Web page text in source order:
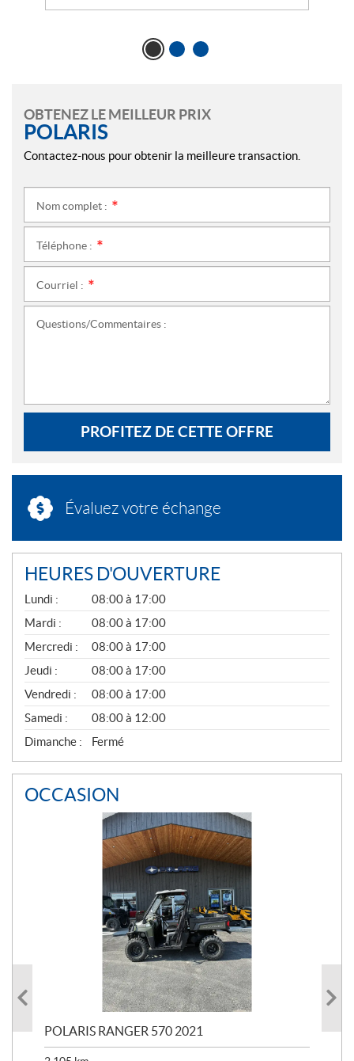
OBTENEZ LE MEILLEUR PRIX
POLARIS
Contactez-nous pour obtenir la meilleure transaction.
Nom complet :
Téléphone :
Courriel :
Questions/Commentaires :
PROFITEZ DE CETTE OFFRE
Évaluez votre échange
HEURES D'OUVERTURE
G
É
N
É
R
A
L
Lundi :
08:00 à 17:00
Mardi :
08:00 à 17:00
Mercredi :
08:00 à 17:00
Jeudi :
08:00 à 17:00
Vendredi :
08:00 à 17:00
Samedi :
08:00 à 12:00
Dimanche :
Fermé
OCCASION
POLARIS RANGER 570 2021